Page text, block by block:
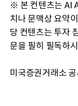
※ 본 컨텐츠는 AI
치나 문맥상 요약
당 컨텐츠는 투자
문을 필히 필독하
미국증권거래소